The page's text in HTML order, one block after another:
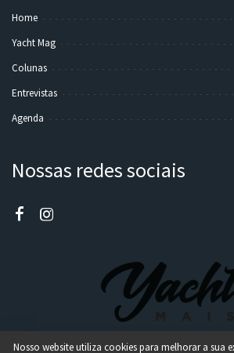
Home
Yacht Mag
Colunas
Entrevistas
Agenda
Nossas redes sociais
Nosso website utiliza cookies para melhorar a sua